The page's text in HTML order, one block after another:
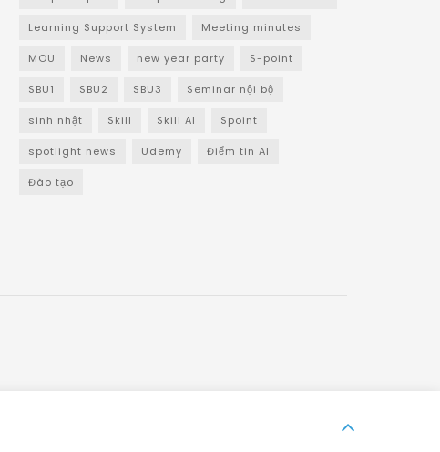
Learning Support System Meeting minutes
MOU News new year party S-point
SBU1 SBU2 SBU3 Seminar nội bộ
sinh nhật Skill Skill AI Spoint
spotlight news Udemy Điểm tin AI
Đào tạo